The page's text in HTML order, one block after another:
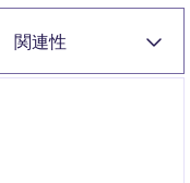
関連性